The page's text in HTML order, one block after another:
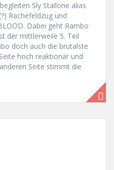
Sly Stallone alias
Rachefeldzug und
Dabei geht Rambo
der mittlerweile 5. Teil
doch auch die brutalste
hoch reaktionär und
Seite stimmt die